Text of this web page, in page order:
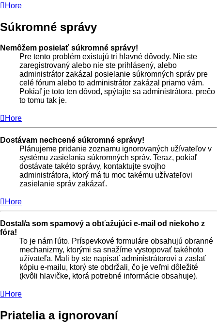
Hore
Súkromné správy
Nemôžem posielať súkromné správy!
Pre tento problém existujú tri hlavné dôvody. Nie ste
zaregistrovaný alebo nie ste prihlásený, alebo
administrátor zakázal posielanie súkromných správ pre
celé fórum alebo to administrátor zakázal priamo vám.
Pokiaľ je toto ten dôvod, spýtajte sa administrátora, prečo
to tomu tak je.
Hore
Dostávam nechcené súkromné správy!
Plánujeme pridanie zoznamu ignorovaných užívateľov v
systému zasielania súkromných správ. Teraz, pokiaľ
dostávate takéto správy, kontaktujte svojho
administrátora, ktorý má tu moc takému užívateľovi
zasielanie správ zakázať.
Hore
Dostal/a som spamový a obťažujúci e-mail od niekoho z
fóra!
To je nám ľúto. Príspevkové formuláre obsahujú obranné
mechanizmy, ktorými sa snažíme vystopovať takéhoto
užívateľa. Mali by ste napísať administrátorovi a zaslať
kópiu e-mailu, ktorý ste obdržali, čo je veľmi dôležité
(kvôli hlavičke, ktorá potrebné informácie obsahuje).
Hore
Priatelia a ignorovaní